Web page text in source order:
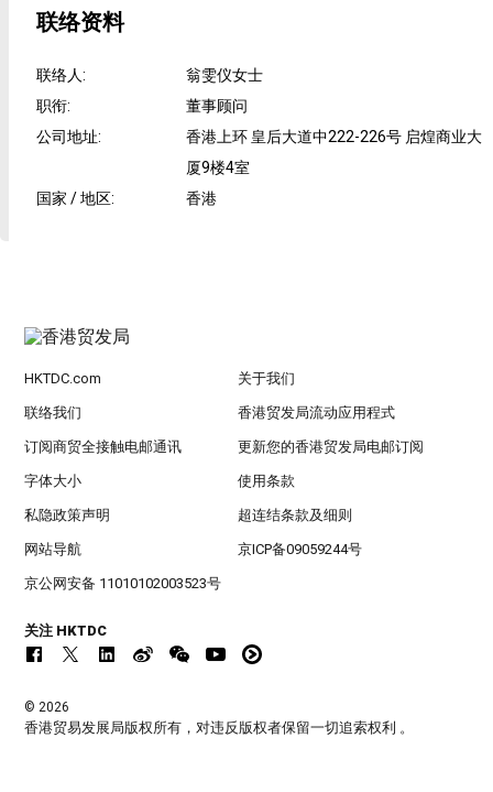
联络资料
联络人:
翁雯仪女士
职衔:
董事顾问
公司地址:
香港上环 皇后大道中222-226号 启煌商业大
厦9楼4室
国家 / 地区: 香港
HKTDC.com 关于我们
联络我们 香港贸发局流动应用程式
订阅商贸全接触电邮通讯 更新您的香港贸发局电邮订阅
字体大小 使用条款
私隐政策声明 超连结条款及细则
网站导航 京ICP备09059244号
京公网安备 11010102003523号
关注 HKTDC
© 2026
香港贸易发展局版权所有，对违反版权者保留一切追索权利 。